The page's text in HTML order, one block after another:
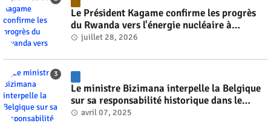
Le Président Kagame confirme les progrès
du Rwanda vers l'énergie nucléaire à
l'horizon 2030 #rwanda #RwOT
juillet 28, 2026
Le ministre Bizimana interpelle la Belgique
sur sa responsabilité historique dans le
génocide #rwanda #RwOT
avril 07, 2025